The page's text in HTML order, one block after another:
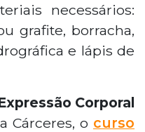
necessários:
grafite, borracha,
e lápis de
Corporal
Cárceres, o curso